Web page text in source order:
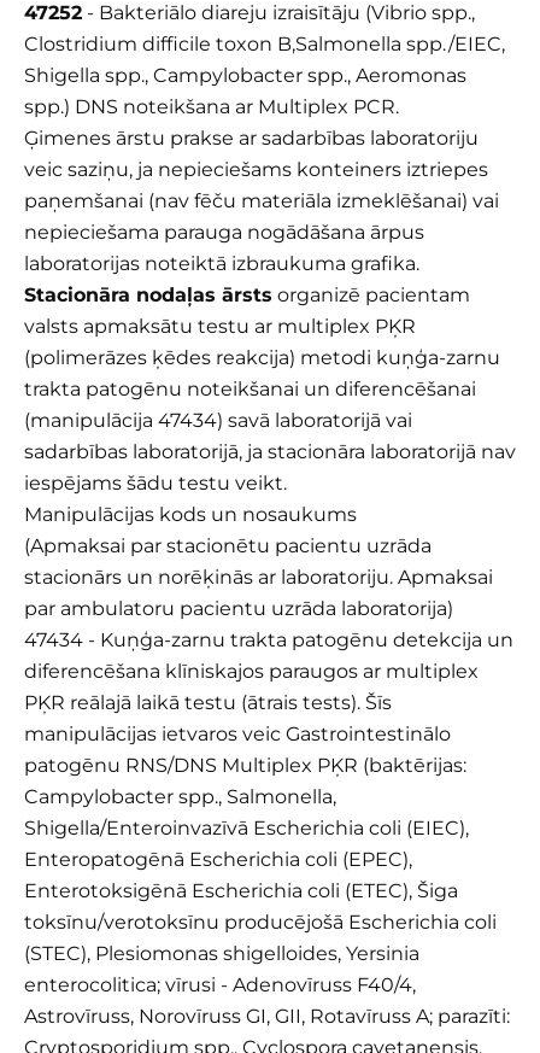
47252 - Bakteriālo diareju izraisītāju (Vibrio spp.,
Clostridium difficile toxon B,Salmonella spp./EIEC,
Shigella spp., Campylobacter spp., Aeromonas
spp.) DNS noteikšana ar Multiplex PCR.
Ģimenes ārstu prakse ar sadarbības laboratoriju
veic saziņu, ja nepieciešams konteiners iztriepes
paņemšanai (nav fēču materiāla izmeklēšanai) vai
nepieciešama parauga nogādāšana ārpus
laboratorijas noteiktā izbraukuma grafika.
Stacionāra nodaļas ārsts organizē pacientam
valsts apmaksātu testu ar multiplex PĶR
(polimerāzes ķēdes reakcija) metodi kuņģa-zarnu
trakta patogēnu noteikšanai un diferencēšanai
(manipulācija 47434) savā laboratorijā vai
sadarbības laboratorijā, ja stacionāra laboratorijā nav
iespējams šādu testu veikt.
Manipulācijas kods un nosaukums
(Apmaksai par stacionētu pacientu uzrāda
stacionārs un norēķinās ar laboratoriju. Apmaksai
par ambulatoru pacientu uzrāda laboratorija)
47434 - Kuņģa-zarnu trakta patogēnu detekcija un
diferencēšana klīniskajos paraugos ar multiplex
PĶR reālajā laikā testu (ātrais tests). Šīs
manipulācijas ietvaros veic Gastrointestinālo
patogēnu RNS/DNS Multiplex PĶR (baktērijas:
Campylobacter spp., Salmonella,
Shigella/Enteroinvazīvā Escherichia coli (EIEC),
Enteropatogēnā Escherichia coli (EPEC),
Enterotoksigēnā Escherichia coli (ETEC), Šiga
toksīnu/verotoksīnu producējošā Escherichia coli
(STEC), Plesiomonas shigelloides, Yersinia
enterocolitica; vīrusi - Adenovīruss F40/4,
Astrovīruss, Norovīruss GI, GII, Rotavīruss A; parazīti:
Cryptosporidium spp., Cyclospora cayetanensis,